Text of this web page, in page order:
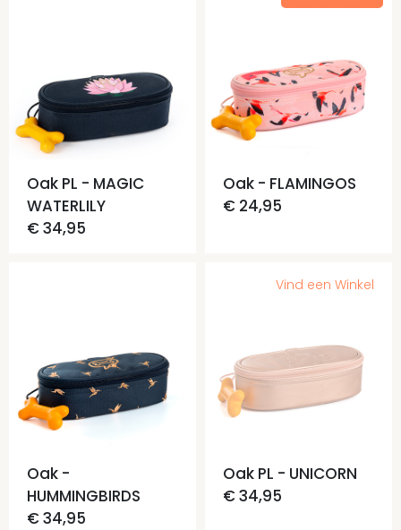
Oak PL - MAGIC
WATERLILY
€ 34,95
Oak - FLAMINGOS
€ 24,95
Oak -
HUMMINGBIRDS
€ 34,95
Vind een Winkel
Oak PL - UNICORN
€ 34,95